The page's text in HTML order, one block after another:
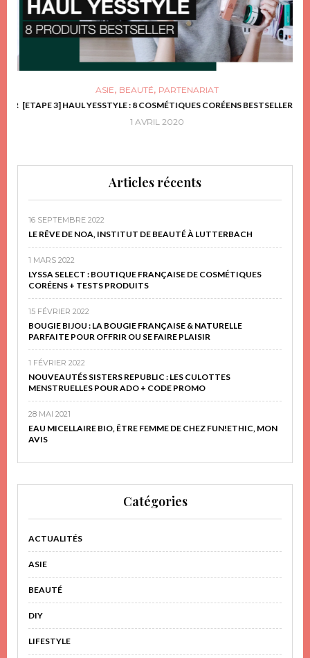
ASIE, BEAUTÉ, PARTENARIAT
[ETAPE 3] HAUL YESSTYLE : 8 COSMÉTIQUES CORÉENS BESTSELLER
1 AVRIL 2020
Articles récents
16 SEPTEMBRE 2022
LE RÊVE DE NOA, INSTITUT DE BEAUTÉ À LUTTERBACH
1 MARS 2022
LYSSA SELECT : BOUTIQUE FRANÇAISE DE COSMÉTIQUES
CORÉENS + TESTS PRODUITS
15 FÉVRIER 2022
BOUGIE BIJOU : LA BOUGIE FRANÇAISE & NATURELLE
PARFAITE POUR OFFRIR OU SE FAIRE PLAISIR
1 FÉVRIER 2022
NOUVEAUTÉS SISTERS REPUBLIC : LES CULOTTES
MENSTRUELLES POUR ADO + CODE PROMO
28 MAI 2021
EAU MICELLAIRE BIO, ÊTRE FEMME DE CHEZ FUN!ETHIC, MON
AVIS
Catégories
ACTUALITÉS
ASIE
BEAUTÉ
DIY
LIFESTYLE